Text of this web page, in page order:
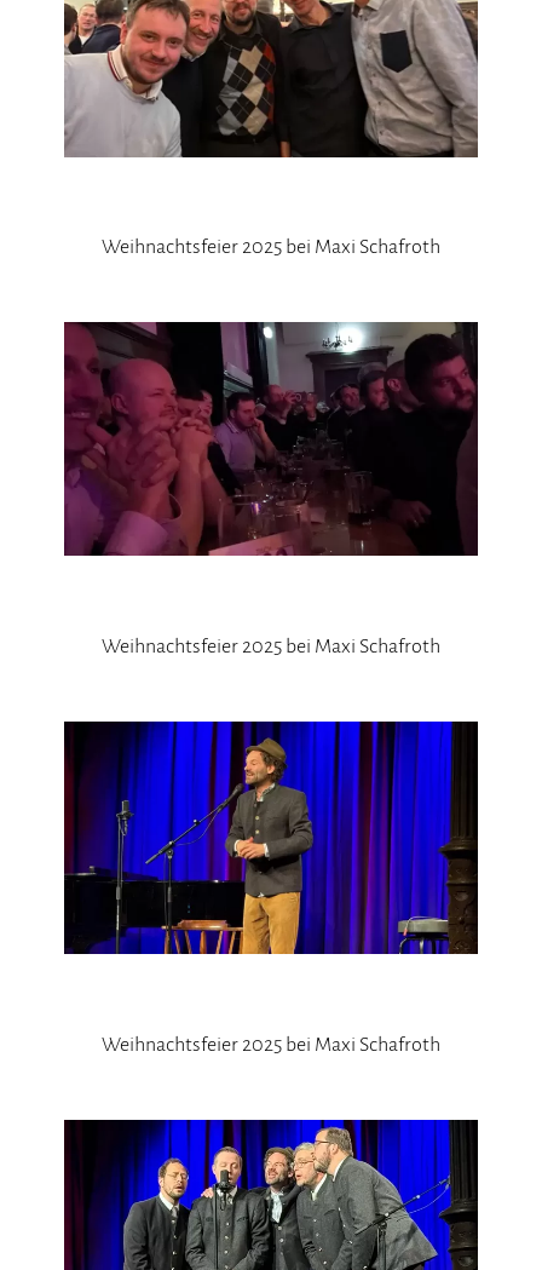
Weihnachtsfeier 2025 bei Maxi Schafroth
Weihnachtsfeier 2025 bei Maxi Schafroth
Weihnachtsfeier 2025 bei Maxi Schafroth